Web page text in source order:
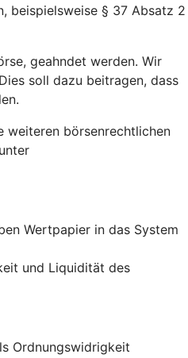
beispielsweise § 37 Absatz 2
geahndet werden. Wir
soll dazu beitragen, dass
weiteren börsenrechtlichen
Wertpapier in das System
und Liquidität des
Ordnungswidrigkeit